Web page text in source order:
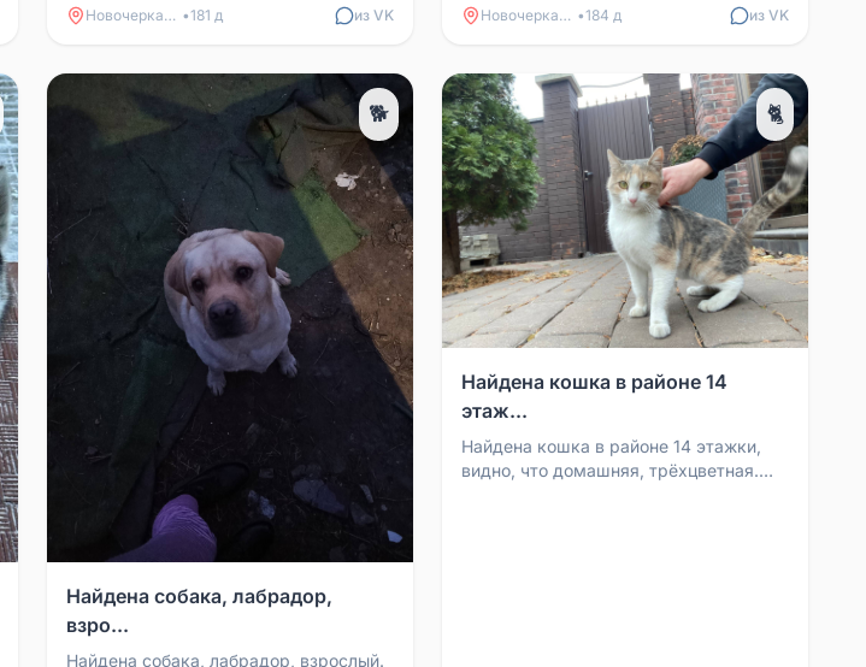
находится в тепле. Прошу ...
Новочеркасск •181 д из VK Новочеркасск •184 д из VK
🐕
Найдена собака, лабрадор,
взро...
Найдена собака, лабрадор, взрослый.
🐈
Найдена кошка в районе 14
этаж...
Найдена кошка в районе 14 этажки,
видно, что домашняя, трёхцветная.